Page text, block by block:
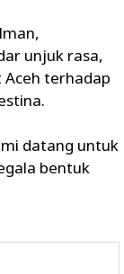
unjuk rasa,
terhadap
datang untuk
bentuk